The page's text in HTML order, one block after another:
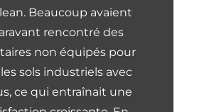
Beaucoup avaient
rencontré des
non équipés pour
sols industriels avec
ce qui entraînait une